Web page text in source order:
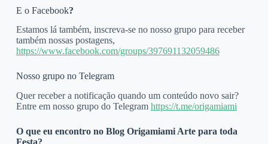
E o Facebook?
Estamos lá também, inscreva-se no nosso grupo para receber
também nossas postagens,
https://www.facebook.com/groups/397691132059486
Nosso grupo no Telegram
Quer receber a notificação quando um conteúdo novo sair?
Entre em nosso grupo do Telegram https://t.me/origamiami
O que eu encontro no Blog Origamiami Arte para toda